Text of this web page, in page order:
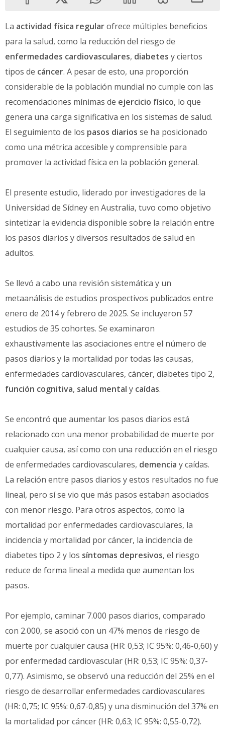
La actividad física regularofrece múltiples beneficios
para la salud, como la reducción del riesgo de
enfermedades cardiovasculares, diabetes y ciertos
tipos de cáncer. A pesar de esto, una proporción
considerable de la población mundial no cumple con las
recomendaciones mínimas de ejercicio físico, lo que
genera una carga significativa en los sistemas de salud.
El seguimiento de los pasos diarios se ha posicionado
como una métrica accesible y comprensible para
promover la actividad física en la población general.
El presente estudio, liderado por investigadores de la
Universidad de Sídney en Australia, tuvo como objetivo
sintetizar la evidencia disponible sobre la relación entre
los pasos diarios y diversos resultados de salud en
adultos.
Se llevó a cabo una revisión sistemática y un
metaanálisis de estudios prospectivos publicados entre
enero de 2014 y febrero de 2025. Se incluyeron 57
estudios de 35 cohortes. Se examinaron
exhaustivamente las asociaciones entre el número de
pasos diarios y la mortalidad por todas las causas,
enfermedades cardiovasculares, cáncer, diabetes tipo 2,
función cognitiva, salud mental y caídas.
Se encontró que aumentar los pasos diarios está
relacionado con una menor probabilidad de muerte por
cualquier causa, así como con una reducción en el riesgo
de enfermedades cardiovasculares, demencia y caídas.
La relación entre pasos diarios y estos resultados no fue
lineal, pero sí se vio que más pasos estaban asociados
con menor riesgo. Para otros aspectos, como la
mortalidad por enfermedades cardiovasculares, la
incidencia y mortalidad por cáncer, la incidencia de
diabetes tipo 2 y los síntomas depresivos, el riesgo
reduce de forma lineal a medida que aumentan los
pasos.
Por ejemplo, caminar 7.000 pasos diarios, comparado
con 2.000, se asoció con un 47% menos de riesgo de
muerte por cualquier causa (HR: 0,53; IC 95%: 0,46-0,60) y
por enfermedad cardiovascular (HR: 0,53; IC 95%: 0,37-
0,77). Asimismo, se observó una reducción del 25% en el
riesgo de desarrollar enfermedades cardiovasculares
(HR: 0,75; IC 95%: 0,67-0,85) y una disminución del 37% en
la mortalidad por cáncer (HR: 0,63; IC 95%: 0,55-0,72).